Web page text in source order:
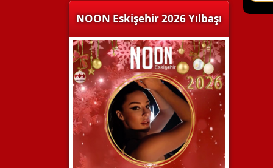
NOON Eskişehir 2026 Yılbaşı